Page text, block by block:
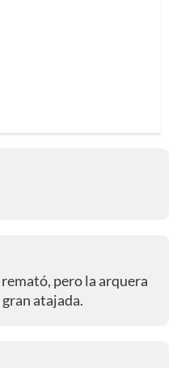
pero la arquera
atajada.